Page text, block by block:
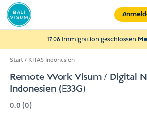
Zum
Inhalt
springen
17.08 Immigration geschlossen
Start/ KITAS Indonesien
Remote Work Visum / Digital
Indonesien (E33G)
0.0 (0)